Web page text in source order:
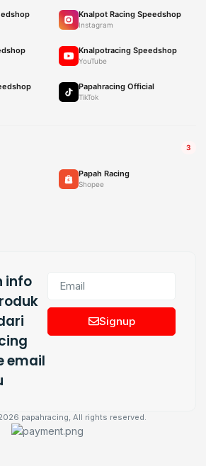
Knalpot Racing Speedshop
Instagram
Knalpotracing Speedshop
YouTube
Papahracing Official
TikTok
3
Papah Racing
Shopee
info
email
Signup
papahracing, All rights reserved.